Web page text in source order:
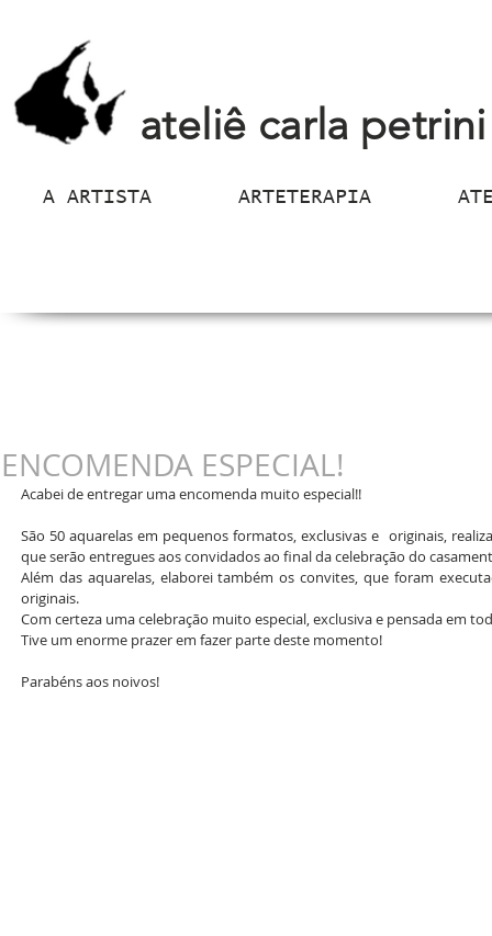
ateliê carla petrini
A ARTISTA ARTETERAPIA
ENCOMENDA ESPECIAL!
Acabei de entregar uma encomenda muito especial!!
São 50 aquarelas em pequenos formatos, exclusivas e  originais,
que serão entregues aos convidados ao final da celebração do
Além das aquarelas, elaborei também os convites, que foram
originais.
Com certeza uma celebração muito especial, exclusiva e pensada em
Tive um enorme prazer em fazer parte deste momento!
Parabéns aos noivos!